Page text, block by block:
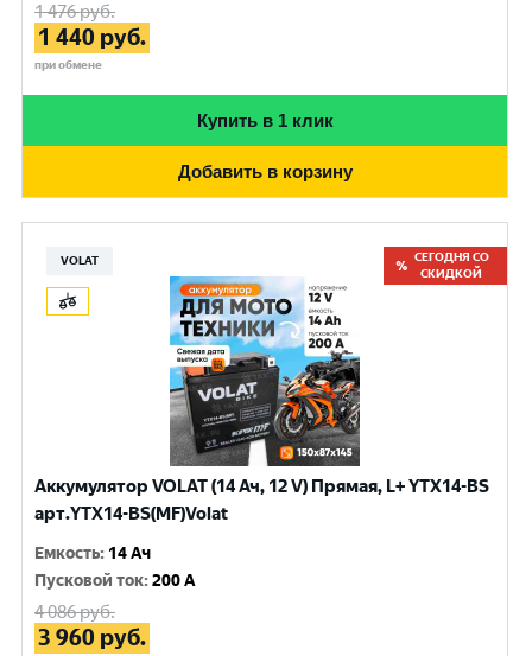
1 476руб.
1 440 руб.
при обмене
Купить в 1 клик
Добавить в корзину
VOLAT
СЕГОДНЯ СО
СКИДКОЙ
Аккумулятор VOLAT (14 Ач, 12 V) Прямая, L+ YTX14-BS
арт.YTX14-BS(MF)Volat
Емкость: 14 Ач
Пусковой ток:200 A
4 086руб.
3 960 руб.